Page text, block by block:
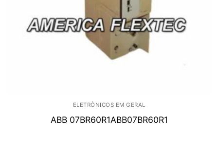
ELETRÔNICOS EM GERAL
ABB 07BR60R1ABB07BR60R1